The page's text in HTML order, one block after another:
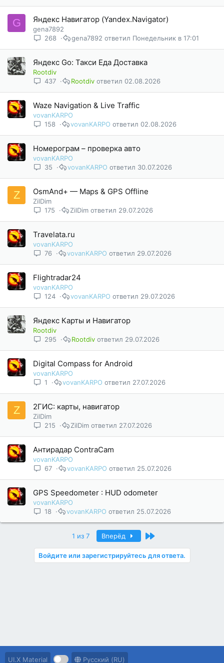
G Яндекс Навигатор (Yandex.Navigator)
gena7892
268
Понедельник в 17:01
gena7892
Яндекс Go: Такси Еда Доставка
Rootdiv
437
02.08.2026
Rootdiv
Waze Navigation & Live Traffic
vovanKARPO
158
02.08.2026
vovanKARPO
Номерограм – проверка авто
vovanKARPO
35
30.07.2026
vovanKARPO
Z OsmAnd+ — Maps & GPS Offline
ZilDim
175
29.07.2026
ZilDim
Travelata.ru
vovanKARPO
76
29.07.2026
vovanKARPO
Flightradar24
vovanKARPO
124
29.07.2026
vovanKARPO
Яндекс Карты и Навигатор
Rootdiv
295
29.07.2026
Rootdiv
Digital Compass for Android
vovanKARPO
1
27.07.2026
vovanKARPO
Z 2ГИС: карты, навигатор
ZilDim
215
27.07.2026
ZilDim
Антирадар ContraCam
vovanKARPO
67
25.07.2026
vovanKARPO
GPS Speedometer : HUD odometer
vovanKARPO
18
25.07.2026
vovanKARPO
1 из 7 Вперёд Последний
Войдите или зарегистрируйтесь для ответа.
UI.X Material Русский (RU)